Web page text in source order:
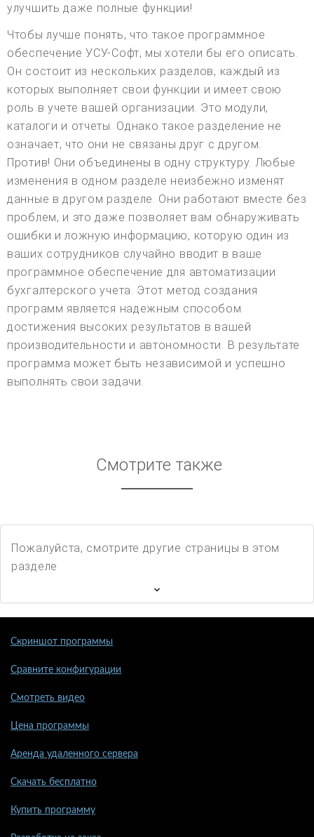
улучшить даже полные функции!
Чтобы лучше понять, что такое программное
обеспечение УСУ-Софт, мы хотели бы его описать.
Он состоит из нескольких разделов, каждый из
которых выполняет свои функции и имеет свою
роль в учете вашей организации. Это модули,
каталоги и отчеты. Однако такое разделение не
означает, что они не связаны друг с другом.
Против! Они объединены в одну структуру. Любые
изменения в одном разделе неизбежно изменят
данные в другом разделе. Они работают вместе без
проблем, и это даже позволяет вам обнаруживать
ошибки и ложную информацию, которую один из
ваших сотрудников случайно вводит в ваше
программное обеспечение для автоматизации
бухгалтерского учета. Этот метод создания
программ является надежным способом
достижения высоких результатов в вашей
производительности и автономности. В результате
программа может быть независимой и успешно
выполнять свои задачи.
Смотрите также
Пожалуйста, смотрите другие страницы в этом
разделе
Скриншот программы
Сравните конфигурации
Смотреть видео
Цена программы
Аренда удаленного сервера
Скачать бесплатно
Купить программу